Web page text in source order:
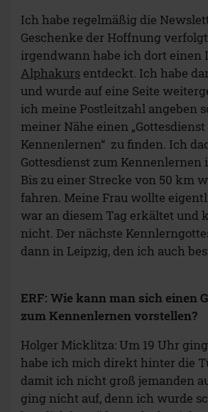
Ich habe regelmäßig die
Geschenke der Hoffnung
irgendwann habe ich dort einen
Alphakurs entdeckt. Ich habe
und wurde auf eine Seite
ich meine Postleitzahl angeben
meiner Nähe einen
Kennenlernen“ zu finden. Ich
Gottesdienst zum Kennenlernen
Bis zu einer Strecke von 50 km
fahren. Meine Frau wollte
war an diesem Tag erkältet und
nicht. Der nächste
dann in Leipzig, den ich auch
ERF: Wie kann man sich einen
zum Kennenlernen vorstellen?
Holger Micklitza: Um 19 Uhr
habe ich mich direkt hinter die
damit ich nicht groß jemanden
ging nicht auf, denn ich wurde